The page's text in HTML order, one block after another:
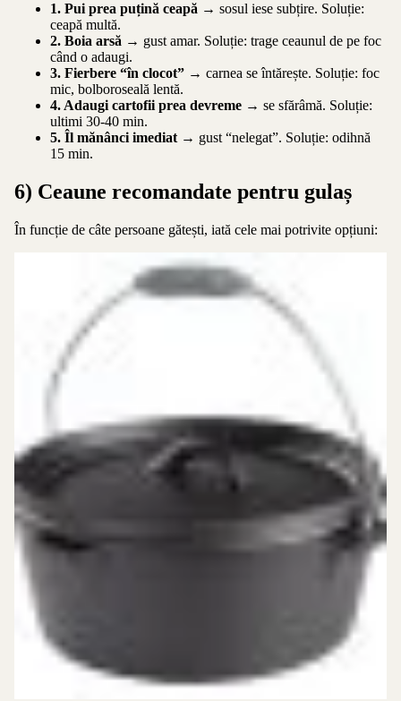
1. Pui prea puțină ceapă → sosul iese subțire. Soluție:
ceapă multă.
2. Boia arsă → gust amar. Soluție: trage ceaunul de pe foc
când o adaugi.
3. Fierbere “în clocot” → carnea se întărește. Soluție: foc
mic, bolboroseală lentă.
4. Adaugi cartofii prea devreme → se sfărâmă. Soluție:
ultimi 30-40 min.
5. Îl mănânci imediat→ gust “nelegat”. Soluție: odihnă
15 min.
6) Ceaune recomandate pentru gulaș
În funcție de câte persoane gătești, iată cele mai potrivite opțiuni: